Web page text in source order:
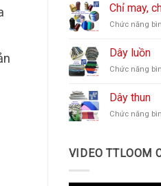
Chỉ may,
Chức năng
Dây luồn
Chức năng
Dây thun
Chức năng
VIDEO TTLOOM